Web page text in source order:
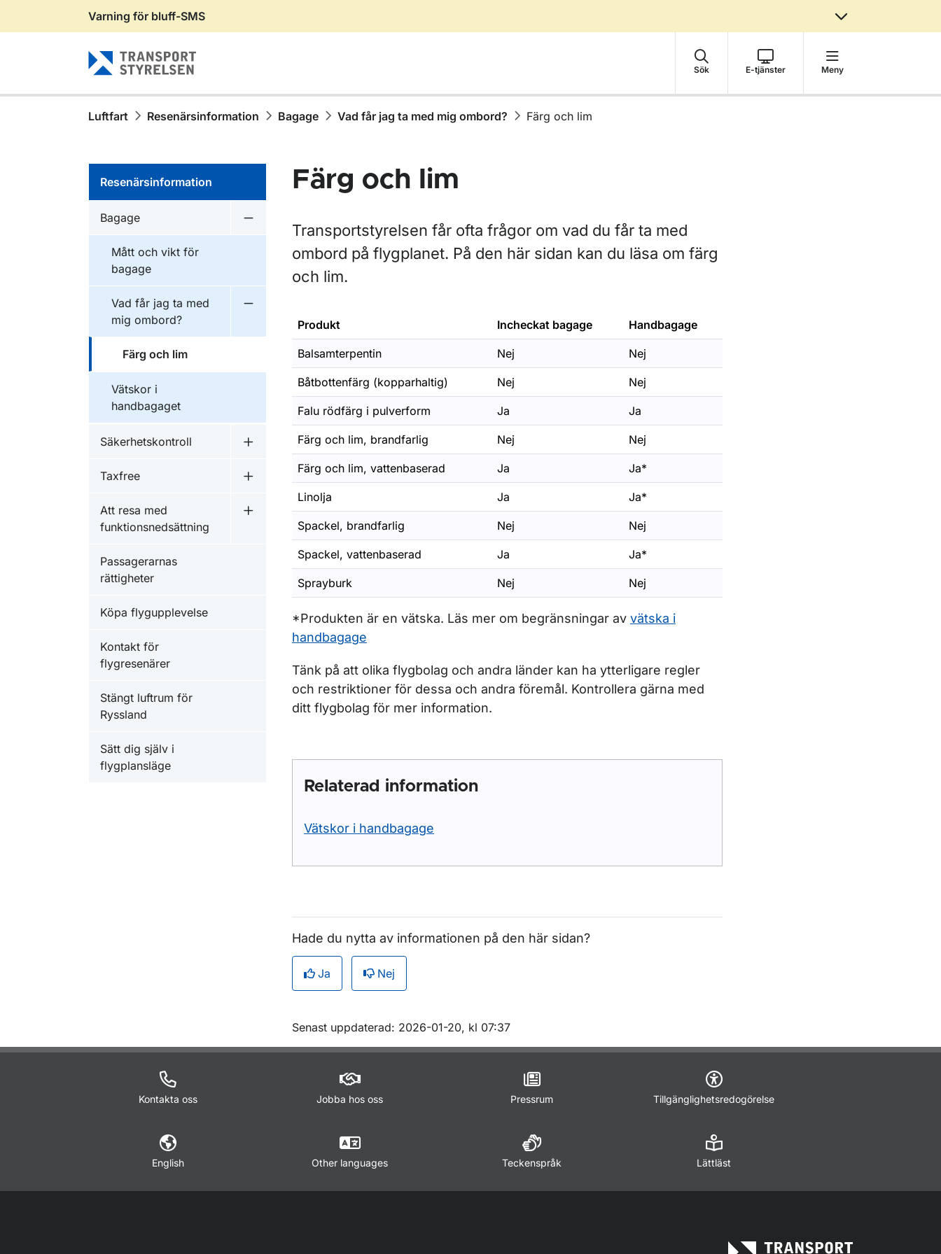
Gå till sidans innehåll
Varning för bluff-SMS
Sök E-tjänster Meny
Luftfart Resenärsinformation Bagage Vad får jag ta med mig ombord? Färg och lim
Resenärsinformation
Bagage
Undermeny för Bagage
Mått och vikt för
bagage
Vad får jag ta med
mig ombord?
Färg och lim
Vätskor i
handbagaget
Säkerhetskontroll
Undermeny för Säkerhetskontroll
Taxfree
Undermeny för Taxfree
Att resa med
funktionsnedsättning
Undermeny för Att resa med funktionsnedsättning
Passagerarnas
rättigheter
Köpa flygupplevelse
Kontakt för
flygresenärer
Stängt luftrum för
Ryssland
Sätt dig själv i
flygplansläge
Färg och lim
Transportstyrelsen får ofta frågor om vad du får ta med
ombord på flygplanet. På den här sidan kan du läsa om färg
och lim.
Produkt Incheckat bagage Handbagage
Balsamterpentin Nej Nej
Båtbottenfärg (kopparhaltig) Nej Nej
Falu rödfärg i pulverform Ja Ja
Färg och lim, brandfarlig Nej Nej
Färg och lim, vattenbaserad Ja Ja*
Linolja Ja Ja*
Spackel, brandfarlig Nej Nej
Spackel, vattenbaserad Ja Ja*
Sprayburk Nej Nej
*Produkten är en vätska. Läs mer om begränsningar av vätska i
handbagage
Tänk på att olika flygbolag och andra länder kan ha ytterligare regler
och restriktioner för dessa och andra föremål. Kontrollera gärna med
ditt flygbolag för mer information.
Relaterad information
Vätskor i handbagage
Hade du nytta av informationen på den här sidan?
Ja Nej
Om sidan
Senast uppdaterad: 2026-01-20, kl 07:37
Kontakta oss Jobba hos oss Pressrum Tillgänglighetsredogörelse
English Other languages Teckenspråk Lättläst